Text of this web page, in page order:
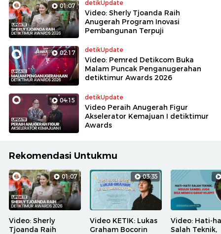
01:07 detikUpdate
Video: Sherly Tjoanda Raih
Anugerah Program Inovasi
Pembangunan Terpuji
02:17 detikUpdate
Video: Pemred Detikcom Buka
Malam Puncak Penganugerahan
detiktimur Awards 2026
04:15 detikUpdate
Video Peraih Anugerah Figur
Akselerator Kemajuan I detiktimur
Awards
Rekomendasi Untukmu
01:07
Video: Sherly
Tjoanda Raih
03:35
Video KETIK: Lukas
Graham Bocorin
Video: Hati-
Salah Teknik,